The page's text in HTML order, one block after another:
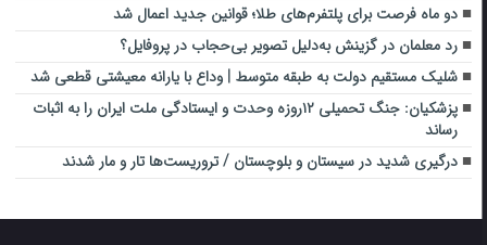
دو ماه فرصت برای پلتفرم‌های طلا؛ قوانین جدید اعمال شد
رد معلمان در گزینش به‌دلیل تصویر بی‌حجاب در پروفایل؟
شلیک مستقیم دولت به طبقه متوسط | وداع با یارانه معیشتی قطعی شد
پزشکیان: جنگ تحمیلی ۱۲روزه وحدت و ایستادگی ملت ایران را به اثبات
رساند
درگیری شدید در سیستان و بلوچستان / تروریست‌ها تار و مار شدند